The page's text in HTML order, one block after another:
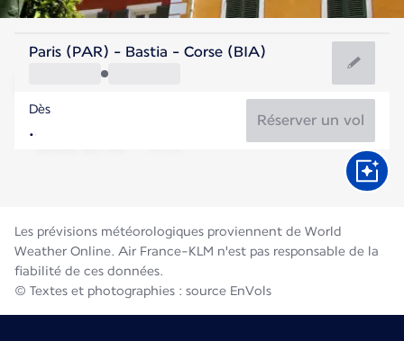
France
Bastia
France
Paris (PAR) - Bastia - Corse (BIA)
Dès
Réserver un vol
Les prévisions météorologiques proviennent de World
Weather Online. Air France-KLM n'est pas responsable de la
fiabilité de ces données.
© Textes et photographies : source EnVols